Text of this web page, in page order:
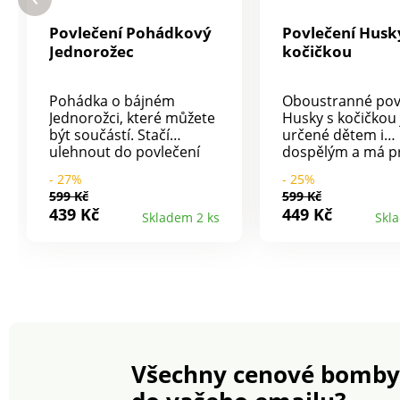
Povlečení Pohádkový
Jednorožec
Pohádka o bájném
Jednorožci, které můžete
být součástí. Stačí
ulehnout do povlečení
zavřít oči a snít. Materiál:
100% bavlna. Rozměry
jednolůžko: polštář 70 x
Oboustranné Jemné a
- 27%
599 Kč
439 Kč Skladem 2 ks
Povlečení
kočičkou
Oboustranné
Husky s kočičkou
určené dětem i
dospělým a má
Povlečení perte z
strany se
zipem a podle
100%
ÖKO-TEX Standard
- 25%
599 Kč
449 Kč
Všechny cenové bomby